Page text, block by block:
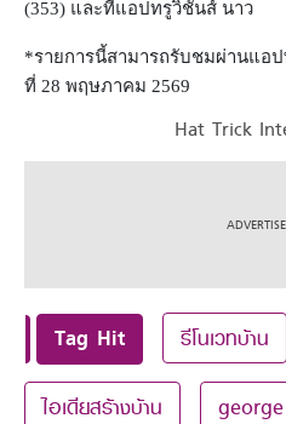
(353) และที่แอปทรูวิชั่นส์ นาว
*รายการนี้สามารถรับชมผ่านแอ
ที่ 28 พฤษภาคม 2569
Hat Trick
Tag Hit รีโนเวทบ้าน
ไอเดียสร้างบ้าน